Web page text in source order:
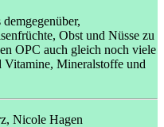
Obst und Nüsse zu
OPC auch gleich noch viele
Vitamine, Mineralstoffe und
Nicole Hagen